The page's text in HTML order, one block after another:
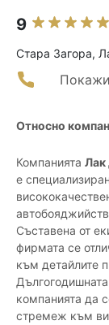
9
Стара Загора,
Относно
Компанията Лак
е
Съставена от
фирмата се
към детайлите
компанията да
стремеж към